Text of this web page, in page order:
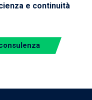
e continuità